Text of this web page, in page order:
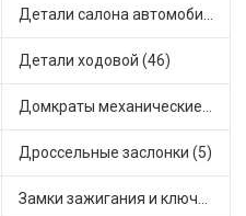
Детали салона автомобиля (30)
Детали ходовой (46)
Домкраты механические (1)
Дроссельные заслонки (5)
Замки зажигания и ключи (11)